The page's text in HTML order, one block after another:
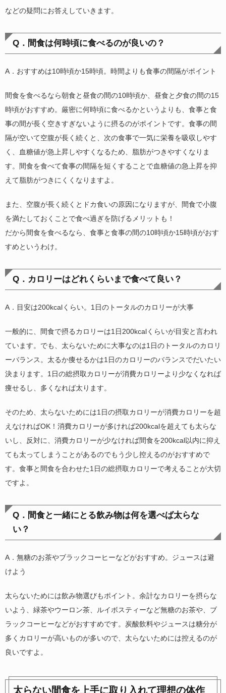
などの疑問にお答えしていきます。
Q．間食は何時頃に食べるのが良いの？
A．おすすめは10時頃か15時頃。時間よりも食事の間隔がポイント
間食を食べるなら朝食と昼食の間の10時頃か、昼食と夕食の間の15
時頃がおすすめ。厳密に何時頃に食べるかというよりも、食事と食
事の間が長く空きすぎないように摂るのがポイントです。食事の間
隔が空いて空腹が長く続くと、次の食事で一気に栄養を吸収しやす
く、血糖値が急上昇しやすくなるため、脂肪がつきやすくなりま
す。間食を食べて食事の間隔を短くすることで血糖値の急上昇を抑
えて脂肪がつきにくくなりますよ。
また、空腹が長く続くとドカ食いの原因になりますが、間食で小腹
を満たしておくことで食べ過ぎを防げるメリットも！
だから間食を食べるなら、食事と食事の間の10時頃か15時頃がおす
すめというわけ。
Q．カロリーはどれくらいまで食べて良い？
A．目安は200kcalくらい。1日のトータルのカロリーが大事
一般的に、間食で摂るカロリーは1日200kcalくらいが目安と言われ
ています。でも、太らないために大事なのは1日のトータルのカロリ
ーバランス。太るか痩せるかは1日のカロリーのバランスでだいたい
決まります。1日の総摂取カロリーが消費カロリーより少なくなれば
痩せるし、多くなれば太ります。
そのため、太らないためには1日の摂取カロリーが消費カロリーを超
えなければOK！消費カロリーが多ければ200kcalを超えても太らな
いし、反対に、消費カロリーが少なければ間食を200kcal以内に抑え
ても太ってしまうことがあるのでもう少し控えるのがおすすめで
す。食事と間食を合わせた1日の総摂取カロリーで考えることが大切
ですよ。
Q．間食と一緒にとる飲み物は何を選べば太らな
い？
A．無糖のお茶やブラックコーヒーなどがおすすめ。ジュースは避
けよう
太らないためには飲み物選びもポイント。余計なカロリーを摂らな
いよう、緑茶やウーロン茶、ルイボスティーなど無糖のお茶や、ブ
ラックコーヒーなどがおすすめです。炭酸飲料やジュースは糖分が
多くカロリーが高いものが多いので、太らないためには控えるのが
良いですよ。
太らない間食を上手に取り入れて理想の体作